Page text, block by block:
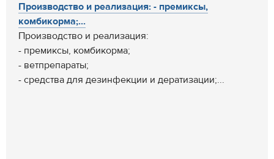
Производство и реализация: - премиксы,
комбикорма;...
Производство и реализация:
- премиксы, комбикорма;
- ветпрепараты;
- средства для дезинфекции и дератизации;...